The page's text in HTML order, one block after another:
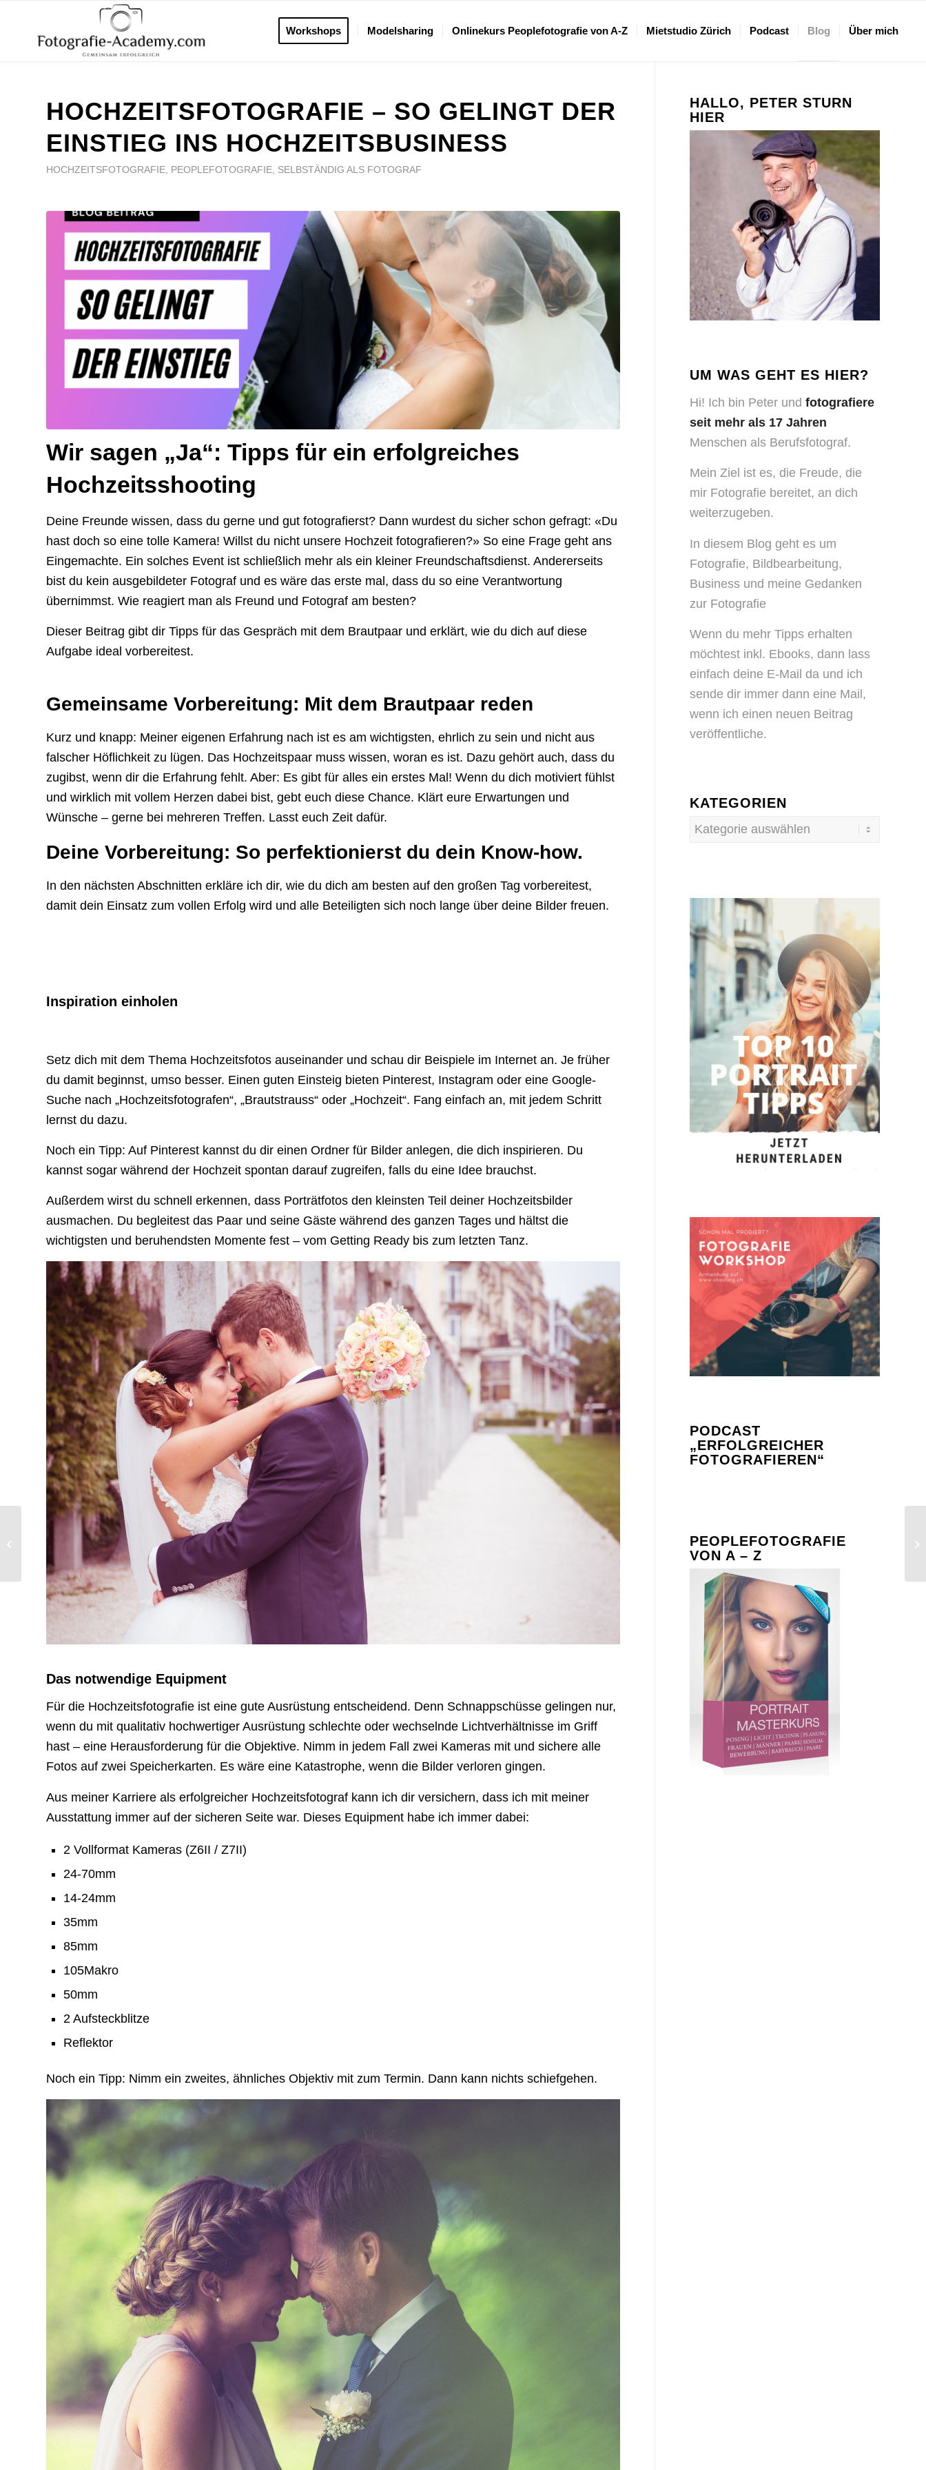
Workshops Modelsharing Onlinekurs Peoplefotografie von A-Z Mietstudio Zürich Podcast Blog Über mich
HOCHZEITSFOTOGRAFIE – SO GELINGT DER
EINSTIEG INS HOCHZEITSBUSINESS
HOCHZEITSFOTOGRAFIE PEOPLEFOTOGRAFIE SELBSTÄNDIG ALS FOTOGRAF
Wir sagen „Ja“: Tipps für ein erfolgreiches
Hochzeitsshooting
Deine Freunde wissen, dass du gerne und gut fotografierst? Dann wurdest du sicher schon gefragt: «Du
hast doch so eine tolle Kamera! Willst du nicht unsere Hochzeit fotografieren?» So eine Frage geht ans
Eingemachte. Ein solches Event ist schließlich mehr als ein kleiner Freundschaftsdienst. Andererseits
bist du kein ausgebildeter Fotograf und es wäre das erste mal, dass du so eine Verantwortung
übernimmst. Wie reagiert man als Freund und Fotograf am besten?
Dieser Beitrag gibt dir Tipps für das Gespräch mit dem Brautpaar und erklärt, wie du dich auf diese
Aufgabe ideal vorbereitest.
Gemeinsame Vorbereitung: Mit dem Brautpaar reden
Kurz und knapp: Meiner eigenen Erfahrung nach ist es am wichtigsten, ehrlich zu sein und nicht aus
falscher Höflichkeit zu lügen. Das Hochzeitspaar muss wissen, woran es ist. Dazu gehört auch, dass du
zugibst, wenn dir die Erfahrung fehlt. Aber: Es gibt für alles ein erstes Mal! Wenn du dich motiviert fühlst
und wirklich mit vollem Herzen dabei bist, gebt euch diese Chance. Klärt eure Erwartungen und
Wünsche – gerne bei mehreren Treffen. Lasst euch Zeit dafür.
Deine Vorbereitung: So perfektionierst du dein Know-how.
In den nächsten Abschnitten erkläre ich dir, wie du dich am besten auf den großen Tag vorbereitest,
damit dein Einsatz zum vollen Erfolg wird und alle Beteiligten sich noch lange über deine Bilder freuen.
Inspiration einholen
Setz dich mit dem Thema Hochzeitsfotos auseinander und schau dir Beispiele im Internet an. Je früher
du damit beginnst, umso besser. Einen guten Einsteig bieten Pinterest, Instagram oder eine Google-
Suche nach „Hochzeitsfotografen“, „Brautstrauss“ oder „Hochzeit“. Fang einfach an, mit jedem Schritt
lernst du dazu.
Noch ein Tipp: Auf Pinterest kannst du dir einen Ordner für Bilder anlegen, die dich inspirieren. Du
kannst sogar während der Hochzeit spontan darauf zugreifen, falls du eine Idee brauchst.
Außerdem wirst du schnell erkennen, dass Porträtfotos den kleinsten Teil deiner Hochzeitsbilder
ausmachen. Du begleitest das Paar und seine Gäste während des ganzen Tages und hältst die
wichtigsten und beruhendsten Momente fest – vom Getting Ready bis zum letzten Tanz.
Das notwendige Equipment
Für die Hochzeitsfotografie ist eine gute Ausrüstung entscheidend. Denn Schnappschüsse gelingen nur,
wenn du mit qualitativ hochwertiger Ausrüstung schlechte oder wechselnde Lichtverhältnisse im Griff
hast – eine Herausforderung für die Objektive. Nimm in jedem Fall zwei Kameras mit und sichere alle
Fotos auf zwei Speicherkarten. Es wäre eine Katastrophe, wenn die Bilder verloren gingen.
Aus meiner Karriere als erfolgreicher Hochzeitsfotograf kann ich dir versichern, dass ich mit meiner
Ausstattung immer auf der sicheren Seite war. Dieses Equipment habe ich immer dabei:
2 Vollformat Kameras (Z6II / Z7II)
24-70mm
14-24mm
35mm
85mm
105Makro
50mm
2 Aufsteckblitze
Reflektor
Noch ein Tipp: Nimm ein zweites, ähnliches Objektiv mit zum Termin. Dann kann nichts schiefgehen.
HALLO, PETER STURN
HIER
UM WAS GEHT ES HIER?
Hi! Ich bin Peter und fotografiere
seit mehr als 17 Jahren
Menschen als Berufsfotograf.
Mein Ziel ist es, die Freude, die
mir Fotografie bereitet, an dich
weiterzugeben.
In diesem Blog geht es um
Fotografie, Bildbearbeitung,
Business und meine Gedanken
zur Fotografie
Wenn du mehr Tipps erhalten
möchtest inkl. Ebooks, dann lass
einfach deine E-Mail da und ich
sende dir immer dann eine Mail,
wenn ich einen neuen Beitrag
veröffentliche.
KATEGORIEN
Kategorien
PODCAST
„ERFOLGREICHER
FOTOGRAFIEREN“
PEOPLEFOTOGRAFIE
VON A – Z
Was ist ein TFP
Fotoshooting und was